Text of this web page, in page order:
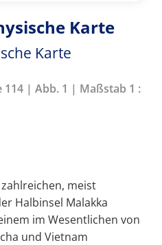
Karte
Karte
114 | Abb. 1 | Maßstab 1 :
meist
Halbinsel Malakka
im Wesentlichen von
und Vietnam